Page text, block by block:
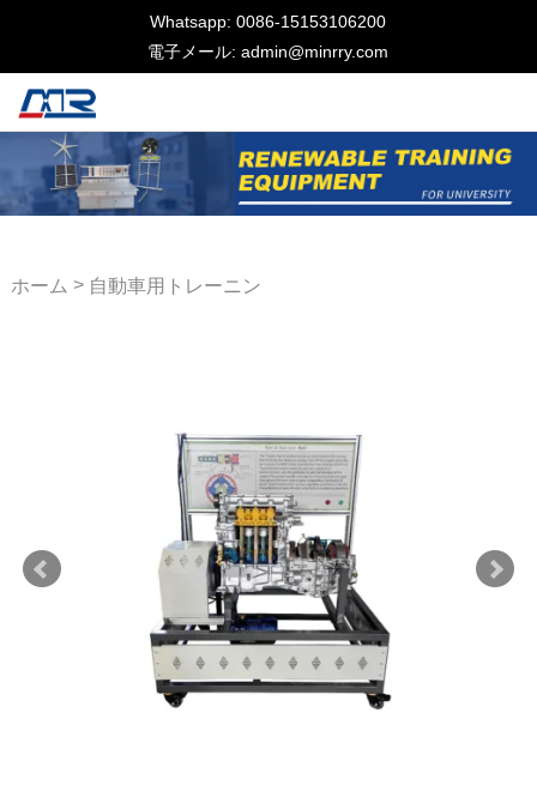
Whatsapp: 0086-15153106200
電子メール: admin@minrry.com
ホーム > 自動車用トレーニン